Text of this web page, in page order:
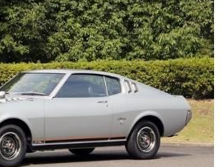
沖縄
愛車 File
ストップ！不具合修理＆粗悪修理
洗車
コーティング
防錆